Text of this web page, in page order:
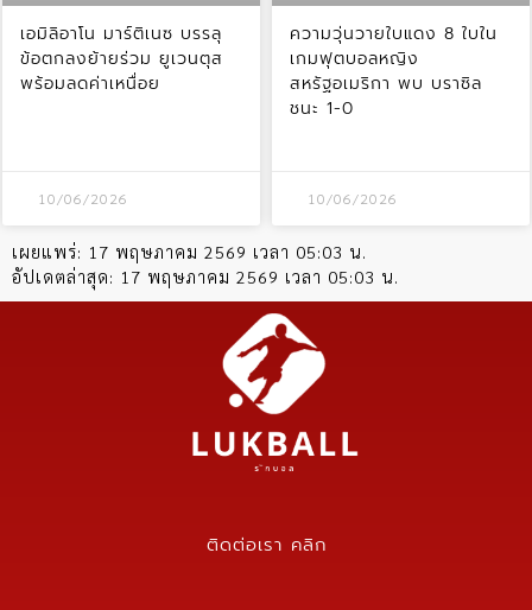
เอมิลิอาโน มาร์ติเนซ บรรลุ
ข้อตกลงย้ายร่วม ยูเวนตุส
พร้อมลดค่าเหนื่อย
10/06/2026
ความวุ่นวายใบแดง 8 ใบใน
เกมฟุตบอลหญิง
สหรัฐอเมริกา พบ บราซิล
ชนะ 1-0
10/06/2026
เผยแพร่: 17 พฤษภาคม 2569 เวลา 05:03 น.
อัปเดตล่าสุด: 17 พฤษภาคม 2569 เวลา 05:03 น.
ติดต่อเรา คลิก